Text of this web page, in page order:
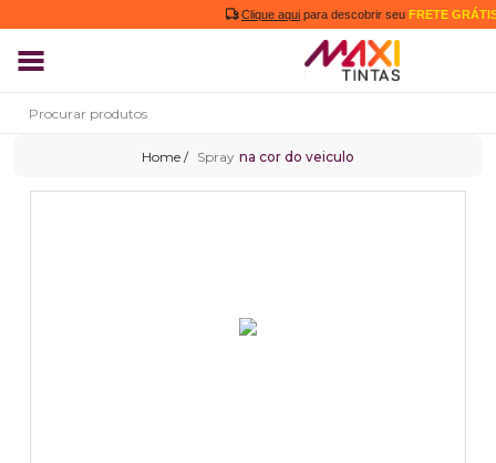
Clique aqui para descobrir seu FRETE
Spray na cor do veiculo